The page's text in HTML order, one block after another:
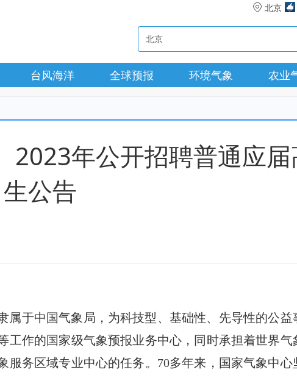
北京
台风海洋 全球预报 环境气象 农业
2023年公开招聘普通应
生公告
属于中国气象局，为科技型、基础性、先导性的公益
作的国家级气象预报业务中心，同时承担着世界气
务区域专业中心的任务。70多年来，国家气象中心